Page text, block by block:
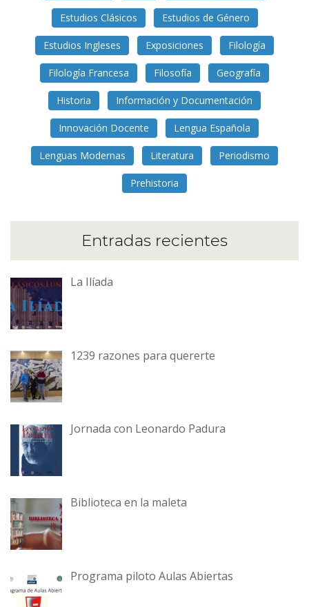
Estudios Clásicos Estudios de Género
Estudios Ingleses Exposiciones Filología
Filología Francesa Filosofía Geografía
Historia Información y Documentación
Innovación Docente Lengua Española
Lenguas Modernas Literatura Periodismo
Prehistoria
Entradas recientes
La Ilíada
1239 razones para quererte
Jornada con Leonardo Padura
Biblioteca en la maleta
Programa piloto Aulas Abiertas